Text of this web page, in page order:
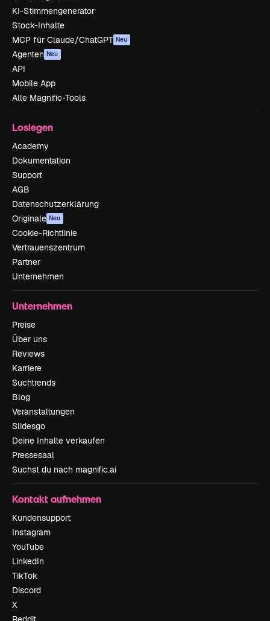
KI-Stimmengenerator
Stock-Inhalte
MCP für Claude/ChatGPT Neu
Agenten Neu
API
Mobile App
Alle Magnific-Tools
Loslegen
Academy
Dokumentation
Support
AGB
Datenschutzerklärung
Originale Neu
Cookie-Richtlinie
Vertrauenszentrum
Partner
Unternehmen
Unternehmen
Preise
Über uns
Reviews
Karriere
Suchtrends
Blog
Veranstaltungen
Slidesgo
Deine Inhalte verkaufen
Pressesaal
Suchst du nach magnific.ai
Kontakt aufnehmen
Kundensupport
Instagram
YouTube
LinkedIn
TikTok
Discord
X